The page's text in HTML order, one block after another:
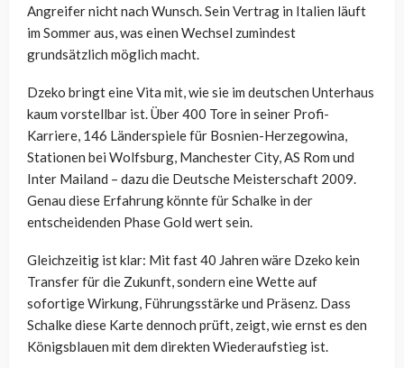
Angreifer nicht nach Wunsch. Sein Vertrag in Italien läuft
im Sommer aus, was einen Wechsel zumindest
grundsätzlich möglich macht.
Dzeko bringt eine Vita mit, wie sie im deutschen Unterhaus
kaum vorstellbar ist. Über 400 Tore in seiner Profi-
Karriere, 146 Länderspiele für Bosnien-Herzegowina,
Stationen bei Wolfsburg, Manchester City, AS Rom und
Inter Mailand – dazu die Deutsche Meisterschaft 2009.
Genau diese Erfahrung könnte für Schalke in der
entscheidenden Phase Gold wert sein.
Gleichzeitig ist klar: Mit fast 40 Jahren wäre Dzeko kein
Transfer für die Zukunft, sondern eine Wette auf
sofortige Wirkung, Führungsstärke und Präsenz. Dass
Schalke diese Karte dennoch prüft, zeigt, wie ernst es den
Königsblauen mit dem direkten Wiederaufstieg ist.